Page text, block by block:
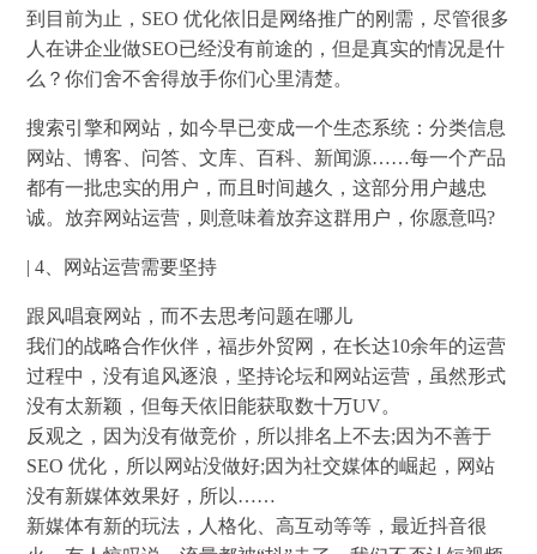
到目前为止，SEO 优化依旧是网络推广的刚需，尽管很多
人在讲企业做SEO已经没有前途的，但是真实的情况是什
么？你们舍不舍得放手你们心里清楚。
搜索引擎和网站，如今早已变成一个生态系统：分类信息
网站、博客、问答、文库、百科、新闻源……每一个产品
都有一批忠实的用户，而且时间越久，这部分用户越忠
诚。放弃网站运营，则意味着放弃这群用户，你愿意吗?
| 4、网站运营需要坚持
跟风唱衰网站，而不去思考问题在哪儿
我们的战略合作伙伴，福步外贸网，在长达10余年的运营
过程中，没有追风逐浪，坚持论坛和网站运营，虽然形式
没有太新颖，但每天依旧能获取数十万UV。
反观之，因为没有做竞价，所以排名上不去;因为不善于
SEO 优化，所以网站没做好;因为社交媒体的崛起，网站
没有新媒体效果好，所以……
新媒体有新的玩法，人格化、高互动等等，最近抖音很